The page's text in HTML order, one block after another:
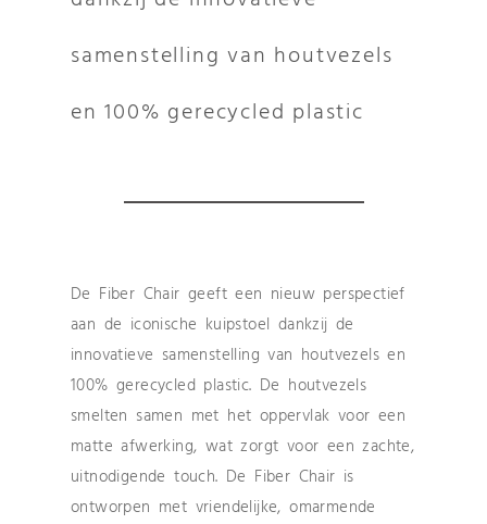
samenstelling van houtvezels
en 100% gerecycled plastic
De Fiber Chair geeft een nieuw perspectief
aan de iconische kuipstoel dankzij de
innovatieve samenstelling van houtvezels en
100% gerecycled plastic. De houtvezels
smelten samen met het oppervlak voor een
matte afwerking, wat zorgt voor een zachte,
uitnodigende touch. De Fiber Chair is
ontworpen met vriendelijke, omarmende